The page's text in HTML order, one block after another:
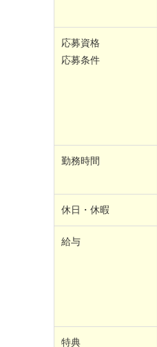
応募資格
応募条件
勤務時間
休日・休暇
給与
特典